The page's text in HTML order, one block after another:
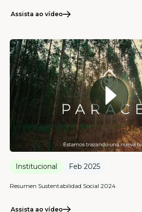
Assista ao vídeo
Institucional Feb 2025
Resumen Sustentabilidad Social 2024
Assista ao vídeo